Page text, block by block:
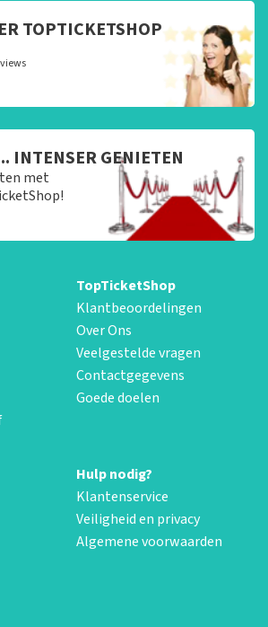
TOPTICKETSHOP
INTENSER GENIETEN
met
TopTicketShop
Klantbeoordelingen
Over Ons
Veelgestelde vragen
Contactgegevens
Goede doelen
Hulp nodig?
Klantenservice
Veiligheid en privacy
Algemene voorwaarden